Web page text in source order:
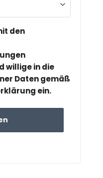
den
willige in die
Daten gemäß
ein.